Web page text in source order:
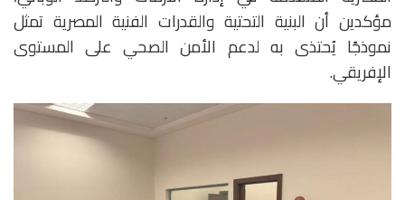
مؤكدين أن البنية التحتية والقدرات الفنية المصرية تمثل
نموذجًا يُحتذى به لدعم الأمن الصحي على المستوى
الإفريقي.